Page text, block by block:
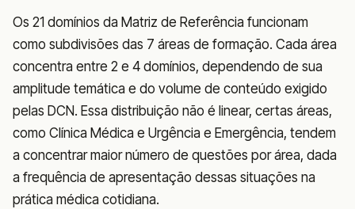
Os 21 domínios da Matriz de Referência funcionam
como subdivisões das 7 áreas de formação. Cada área
concentra entre 2 e 4 domínios, dependendo de sua
amplitude temática e do volume de conteúdo exigido
pelas DCN. Essa distribuição não é linear, certas áreas,
como Clínica Médica e Urgência e Emergência, tendem
a concentrar maior número de questões por área, dada
a frequência de apresentação dessas situações na
prática médica cotidiana.